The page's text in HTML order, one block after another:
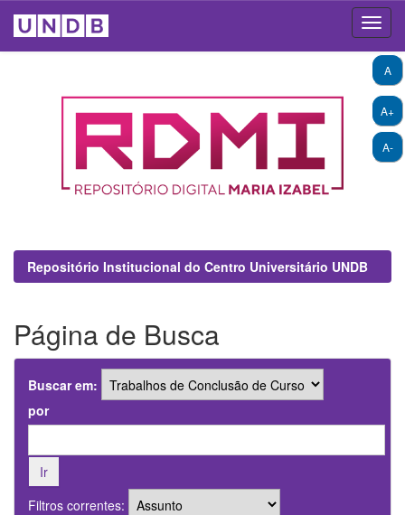
A+
A-
A
Repositório Institucional do Centro Universitário UNDB
Página de Busca
Buscar em:
por
Filtros correntes: